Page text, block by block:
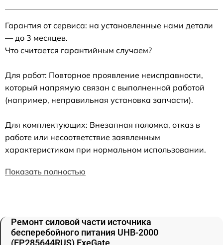
Гарантия от сервиса: на установленные нами детали
— до 3 месяцев.
Что считается гарантийным случаем?
Для работ: Повторное проявление неисправности,
который напрямую связан с выполненной работой
(например, неправильная установка запчасти).
Для комплектующих: Внезапная поломка, отказ в
работе или несоответствие заявленным
характеристикам при нормальном использовании.
Показать полностью
Ремонт силовой части источника
бесперебойного питания UHB-2000
(EP285644RUS) ExeGate